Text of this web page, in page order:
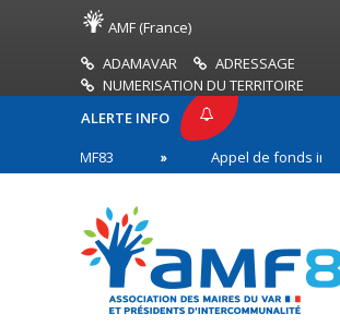
AMF (France)
ADAMAVAR
ADRESSAGE
NUMERISATION DU TERRITOIRE
ALERTE INFO
Appel de fonds
en première ligne